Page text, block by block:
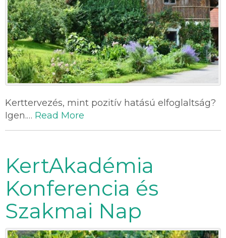
Kerttervezés, mint pozitív hatású elfoglaltság?
Igen.… Read More
KertAkadémia
Konferencia és
Szakmai Nap